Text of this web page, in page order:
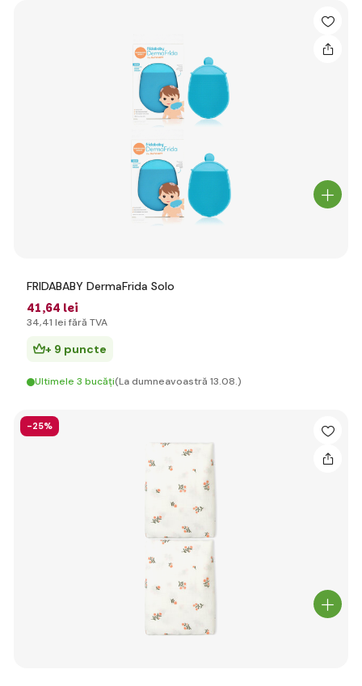
FRIDABABY DermaFrida Solo
41,64 lei
34,41 lei fără TVA
+ 9 puncte
Ultimele 3 bucăți(La dumneavoastră 13.08.)
-25%